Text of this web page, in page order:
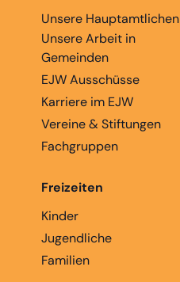
Unsere Hauptamtlichen
Unsere Arbeit in
Gemeinden
EJW Ausschüsse
Karriere im EJW
Vereine & Stiftungen
Fachgruppen
Freizeiten
Kinder
Jugendliche
Familien